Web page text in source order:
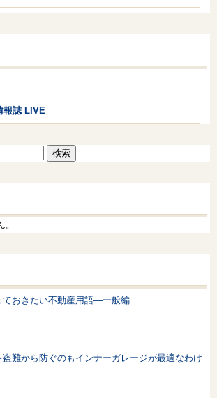
報誌 LIVE
ておきたい不動産用語—一般編
盗難から防ぐのもインナーガレージが最適なわけ